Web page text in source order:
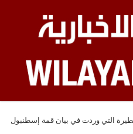
التي وردت في بيان قمة إسطنبول